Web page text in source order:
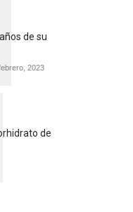
de su
2023
de